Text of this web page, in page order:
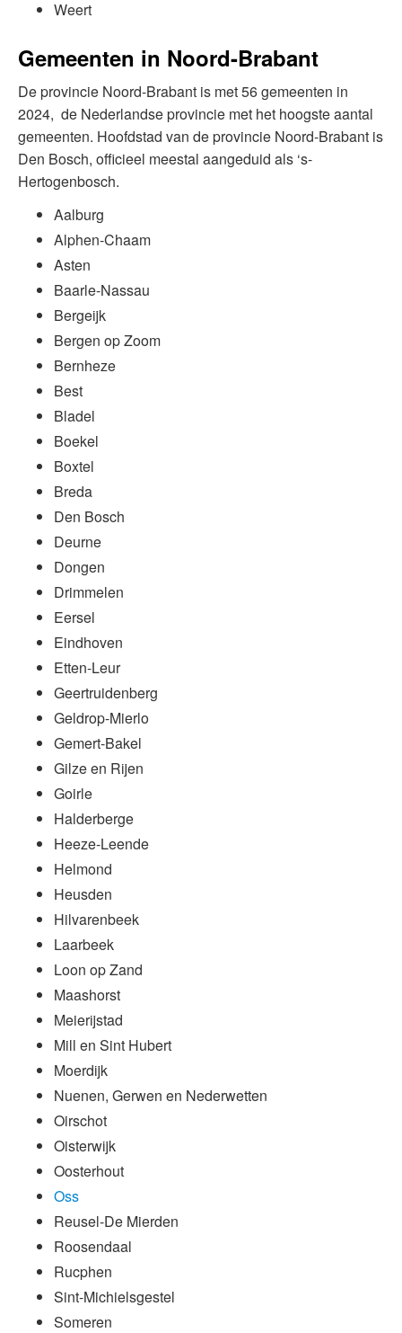
Weert
Gemeenten in Noord-Brabant
De provincie Noord-Brabant is met 56 gemeenten in
2024, de Nederlandse provincie met het hoogste aantal
gemeenten. Hoofdstad van de provincie Noord-Brabant is
Den Bosch, officieel meestal aangeduid als ‘s-
Hertogenbosch.
Aalburg
Alphen-Chaam
Asten
Baarle-Nassau
Bergeijk
Bergen op Zoom
Bernheze
Best
Bladel
Boekel
Boxtel
Breda
Den Bosch
Deurne
Dongen
Drimmelen
Eersel
Eindhoven
Etten-Leur
Geertruidenberg
Geldrop-Mierlo
Gemert-Bakel
Gilze en Rijen
Goirle
Halderberge
Heeze-Leende
Helmond
Heusden
Hilvarenbeek
Laarbeek
Loon op Zand
Maashorst
Meierijstad
Mill en Sint Hubert
Moerdijk
Nuenen, Gerwen en Nederwetten
Oirschot
Oisterwijk
Oosterhout
Oss
Reusel-De Mierden
Roosendaal
Rucphen
Sint-Michielsgestel
Someren